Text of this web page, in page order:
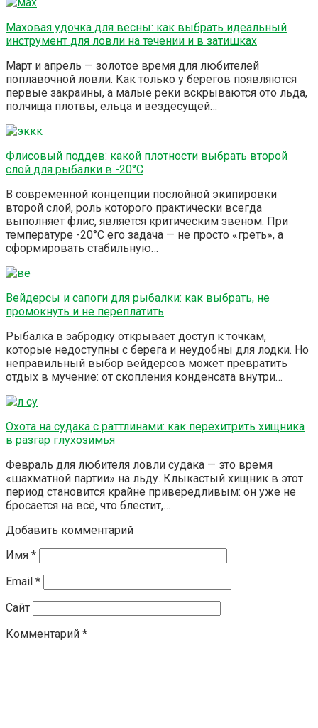
Маховая удочка для весны: как выбрать идеальный
инструмент для ловли на течении и в затишках
Март и апрель — золотое время для любителей
поплавочной ловли. Как только у берегов появляются
первые закраины, а малые реки вскрываются ото льда,
полчища плотвы, ельца и вездесущей…
Флисовый поддев: какой плотности выбрать второй
слой для рыбалки в -20°C
В современной концепции послойной экипировки
второй слой, роль которого практически всегда
выполняет флис, является критическим звеном. При
температуре -20°C его задача — не просто «греть», а
сформировать стабильную…
Вейдерсы и сапоги для рыбалки: как выбрать, не
промокнуть и не переплатить
Рыбалка в забродку открывает доступ к точкам,
которые недоступны с берега и неудобны для лодки. Но
неправильный выбор вейдерсов может превратить
отдых в мучение: от скопления конденсата внутри…
Охота на судака с раттлинами: как перехитрить хищника
в разгар глухозимья
Февраль для любителя ловли судака — это время
«шахматной партии» на льду. Клыкастый хищник в этот
период становится крайне привередливым: он уже не
бросается на всё, что блестит,…
Добавить комментарий
Имя *
Email *
Сайт
Комментарий *